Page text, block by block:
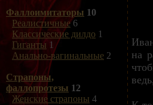
Фаллоимитаторы 10
Реалистичные6
Классические дилдо 1
Гиганты 1
Анально-вагинальные 2
Страпоны,
фаллопротезы 12
Женские страпоны 4
на